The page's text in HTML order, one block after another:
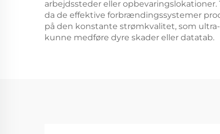
arbejdssteder eller
da de effektive forbrændingssystemer
på den konstante strømkvalitet, som
kunne medføre dyre skader eller datatab.